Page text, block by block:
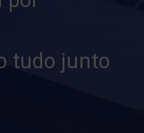
tudo junto